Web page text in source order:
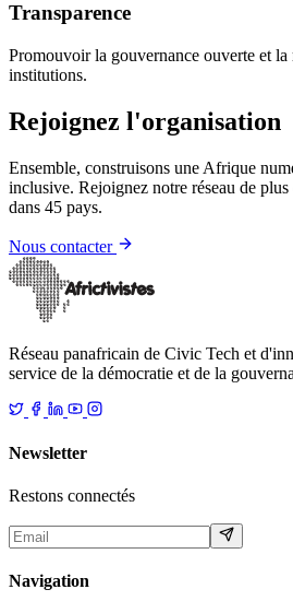
Transparence
Promouvoir la gouvernance ouverte et la
institutions.
Rejoignez l'organisation
Ensemble, construisons une Afrique
inclusive. Rejoignez notre réseau de
dans 45 pays.
Nous contacter
Réseau panafricain de Civic Tech et
service de la démocratie et de la
Newsletter
Restons connectés
Navigation